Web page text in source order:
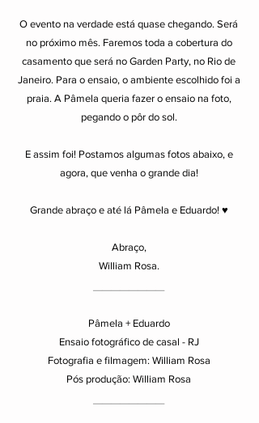
O evento na verdade está quase chegando. Será
no próximo mês. Faremos toda a cobertura do
casamento que será no Garden Party, no Rio de
Janeiro. Para o ensaio, o ambiente escolhido foi a
praia. A Pâmela queria fazer o ensaio na foto,
pegando o pôr do sol.
E assim foi! Postamos algumas fotos abaixo, e
agora, que venha o grande dia!
Grande abraço e até lá Pâmela e Eduardo! ♥
Abraço,
William Rosa.
Pâmela + Eduardo
Ensaio fotográfico de casal - RJ
Fotografia e filmagem: William Rosa
Pós produção: William Rosa